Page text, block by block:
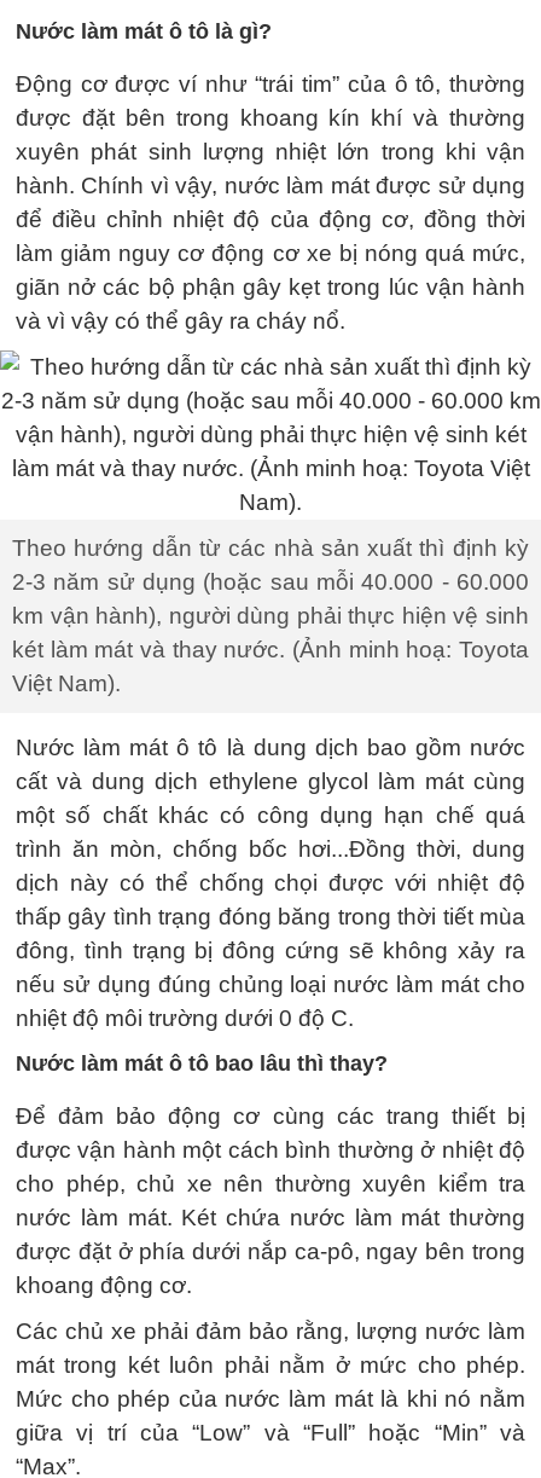
Nước làm mát ô tô là gì?
Động cơ được ví như “trái tim” của ô tô, thường
được đặt bên trong khoang kín khí và thường
xuyên phát sinh lượng nhiệt lớn trong khi vận
hành. Chính vì vậy, nước làm mát được sử dụng
để điều chỉnh nhiệt độ của động cơ, đồng thời
làm giảm nguy cơ động cơ xe bị nóng quá mức,
giãn nở các bộ phận gây kẹt trong lúc vận hành
và vì vậy có thể gây ra cháy nổ.
Theo hướng dẫn từ các nhà sản xuất thì định kỳ
2-3 năm sử dụng (hoặc sau mỗi 40.000 - 60.000
km vận hành), người dùng phải thực hiện vệ sinh
két làm mát và thay nước. (Ảnh minh hoạ: Toyota
Việt Nam).
Nước làm mát ô tô là dung dịch bao gồm nước
cất và dung dịch ethylene glycol làm mát cùng
một số chất khác có công dụng hạn chế quá
trình ăn mòn, chống bốc hơi...Đồng thời, dung
dịch này có thể chống chọi được với nhiệt độ
thấp gây tình trạng đóng băng trong thời tiết mùa
đông, tình trạng bị đông cứng sẽ không xảy ra
nếu sử dụng đúng chủng loại nước làm mát cho
nhiệt độ môi trường dưới 0 độ C.
Nước làm mát ô tô bao lâu thì thay?
Để đảm bảo động cơ cùng các trang thiết bị
được vận hành một cách bình thường ở nhiệt độ
cho phép, chủ xe nên thường xuyên kiểm tra
nước làm mát. Két chứa nước làm mát thường
được đặt ở phía dưới nắp ca-pô, ngay bên trong
khoang động cơ.
Các chủ xe phải đảm bảo rằng, lượng nước làm
mát trong két luôn phải nằm ở mức cho phép.
Mức cho phép của nước làm mát là khi nó nằm
giữa vị trí của “Low” và “Full” hoặc “Min” và
“Max”.